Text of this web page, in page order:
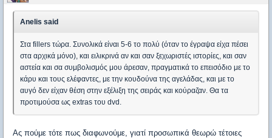
Anelis said
Στα fillers τώρα. Συνολικά είναι 5-6 το πολύ (όταν το έγραψα είχα πέσει
στα αρχικά μόνο), και ειλικρινά αν και σαν ξεχωριστές ιστορίες, και σαν
αστεία και σα συμβολισμός μου άρεσαν, πραγματικά το επεισόδιο με το
κάρυ και τους ελέφαντες, με την κουδούνα της αγελάδας, και με το
αυγό δεν είχαν θέση στην εξέλιξη της σειράς και κούραζαν. Θα τα
προτιμούσα ως extras του dvd.
Ας πούμε τότε πως διαφωνούμε, γιατί προσωπικά θεωρώ τέτοιες